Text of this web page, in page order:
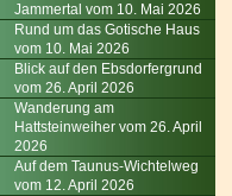
Jammertal vom 10. Mai 2026
Rund um das Gotische Haus
vom 10. Mai 2026
Blick auf den Ebsdorfergrund
vom 26. April 2026
Wanderung am
Hattsteinweiher vom 26. April
2026
Auf dem Taunus-Wichtelweg
vom 12. April 2026